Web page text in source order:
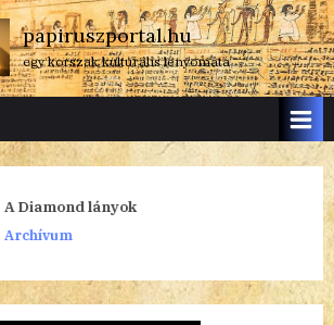
papiruszportal.hu
egy korszak kulturális lenyomata
A Diamond lányok
Archívum